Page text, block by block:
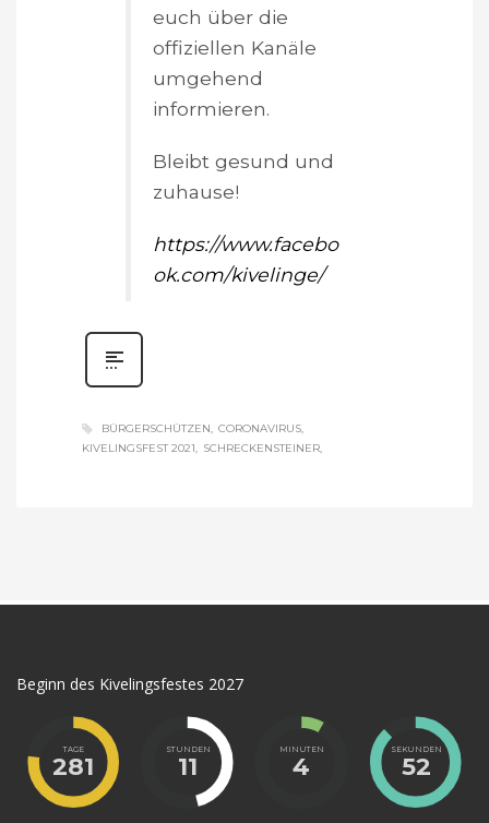
euch über die
offiziellen Kanäle
umgehend
informieren.
Bleibt gesund und
zuhause!
https://www.facebo
ok.com/kivelinge/
BÜRGERSCHÜTZEN
CORONAVIRUS
KIVELINGSFEST 2021
SCHRECKENSTEINER
Beginn des Kivelingsfestes 2027
TAGE
281
STUNDEN
11
MINUTEN
4
SEKUNDEN
52